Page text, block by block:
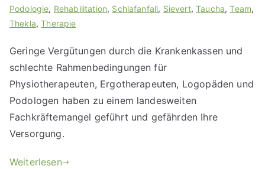
Podologie, Rehabilitation, Schlafanfall, Sievert,Taucha,Team,
Thekla,Therapie
Geringe Vergütungen durch die Krankenkassen und
schlechte Rahmenbedingungen für
Physiotherapeuten, Ergotherapeuten, Logopäden und
Podologen haben zu einem landesweiten
Fachkräftemangel geführt und gefährden Ihre
Versorgung.
Weiterlesen